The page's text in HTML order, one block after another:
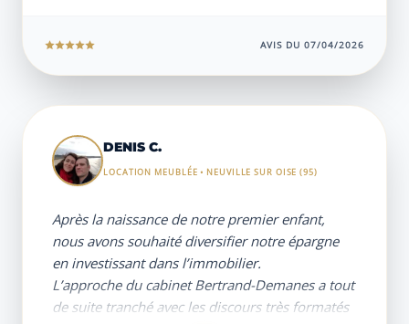
AVIS DU 07/04/2026
DENIS C.
LOCATION MEUBLÉE • NEUVILLE SUR OISE (95)
Après la naissance de notre premier enfant,
nous avons souhaité diversifier notre épargne
en investissant dans l’immobilier.
L’approche du cabinet Bertrand-Demanes a tout
de suite tranché avec les discours très formatés